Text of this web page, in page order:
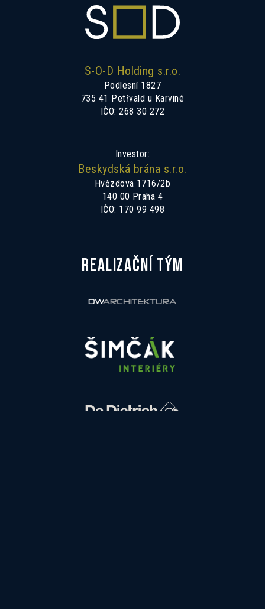
REALIZAČNÍ TÝM
S-O-D Holding s.r.o.
Podlesní 1827
735 41 Petřvald u Karviné
IČO: 268 30 272
Investor:
Beskydská brána s.r.o.
Hvězdova 1716/2b
140 00 Praha 4
IČO: 170 99 498